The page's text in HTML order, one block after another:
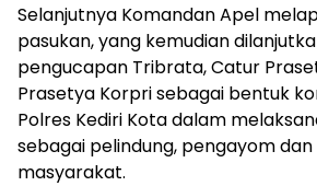
Selanjutnya Komandan Apel
pasukan, yang kemudian
pengucapan Tribrata, Catur
Prasetya Korpri sebagai bentuk
Polres Kediri Kota dalam
sebagai pelindung, pengayom
masyarakat.